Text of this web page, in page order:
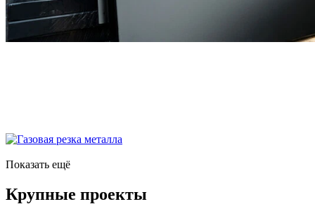
Показать ещё
Крупные проекты